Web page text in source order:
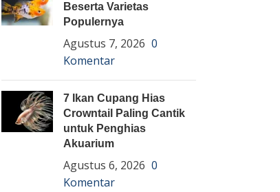
Beserta Varietas
Populernya
Agustus 7, 2026 0
Komentar
7 Ikan Cupang Hias
Crowntail Paling Cantik
untuk Penghias
Akuarium
Agustus 6, 2026 0
Komentar